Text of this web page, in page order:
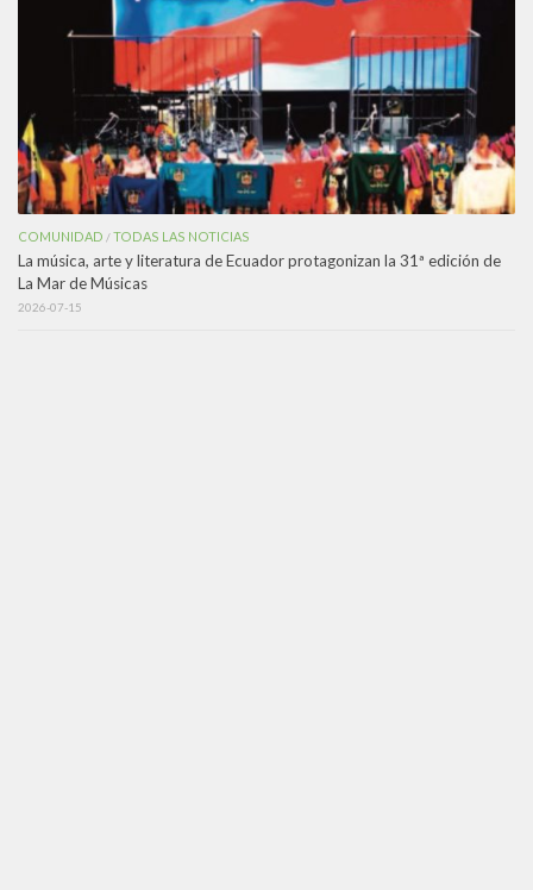
COMUNIDAD /TODAS LAS NOTICIAS
La música, arte y literatura de Ecuador protagonizan la 31ª edición de
La Mar de Músicas
2026-07-15